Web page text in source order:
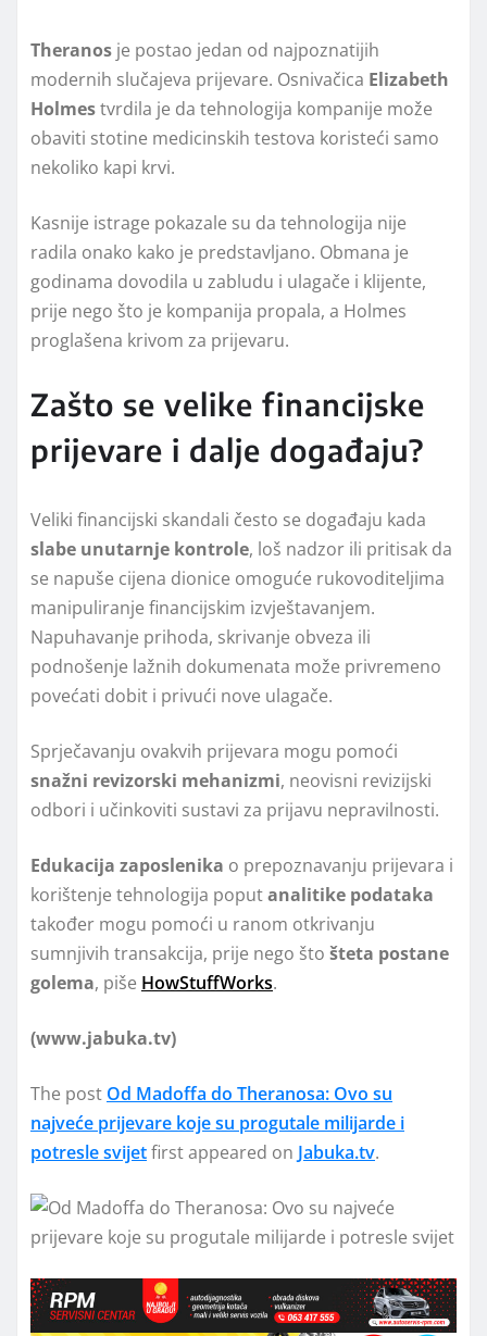
Theranos je postao jedan od najpoznatijih
modernih slučajeva prijevare. Osnivačica Elizabeth
Holmestvrdila je da tehnologija kompanije može
obaviti stotine medicinskih testova koristeći samo
nekoliko kapi krvi.
Kasnije istrage pokazale su da tehnologija nije
radila onako kako je predstavljano. Obmana je
godinama dovodila u zabludu i ulagače i klijente,
prije nego što je kompanija propala, a Holmes
proglašena krivom za prijevaru.
Zašto se velike financijske
prijevare i dalje događaju?
Veliki financijski skandali često se događaju kada
slabe unutarnje kontrole, loš nadzor ili pritisak da
se napuše cijena dionice omoguće rukovoditeljima
manipuliranje financijskim izvještavanjem.
Napuhavanje prihoda, skrivanje obveza ili
podnošenje lažnih dokumenata može privremeno
povećati dobit i privući nove ulagače.
Sprječavanju ovakvih prijevara mogu pomoći
snažni revizorski mehanizmi, neovisni revizijski
odbori i učinkoviti sustavi za prijavu nepravilnosti.
Edukacija zaposlenika o prepoznavanju prijevara i
korištenje tehnologija poputanalitike podataka
također mogu pomoći u ranom otkrivanju
sumnjivih transakcija, prije nego što šteta postane
golema, piše HowStuffWorks.
(www.jabuka.tv)
The post Od Madoffa do Theranosa: Ovo su
najveće prijevare koje su progutale milijarde i
potresle svijetfirst appeared on Jabuka.tv.